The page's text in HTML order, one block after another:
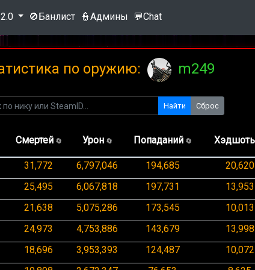
🚫Банлист 👮Админы 💬Chat
Список доступных оружий
m3 xm1014
по оружию: m249
Найти Сброс
Смертей 🔄 Урон 🔄 Попаданий 🔄
31,772 6,797,046 194,685 20,620
25,495 6,067,818 197,731 13,953
21,638 5,075,286 173,545 10,013
24,973 4,753,886 143,679 13,998
18,696 3,953,393 124,487 10,072